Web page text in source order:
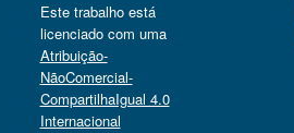
Este trabalho está
licenciado com uma
Atribuição-
NãoComercial-
CompartilhaIgual 4.0
Internacional